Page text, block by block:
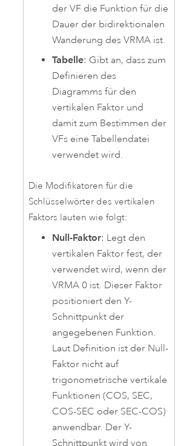
der VF die Funktion für die
Dauer der bidirektionalen
Wanderung des VRMA ist.
Tabelle: Gibt an, dass zum
Definieren des
Diagramms für den
vertikalen Faktor und
damit zum Bestimmen der
VFs eine Tabellendatei
verwendet wird.
Die Modifikatoren für die
Schlüsselwörter des vertikalen
Faktors lauten wie folgt:
Null-Faktor: Legt den
vertikalen Faktor fest, der
verwendet wird, wenn der
VRMA 0 ist. Dieser Faktor
positioniert den Y-
Schnittpunkt der
angegebenen Funktion.
Laut Definition ist der Null-
Faktor nicht auf
trigonometrische vertikale
Funktionen (COS, SEC,
COS-SEC oder SEC-COS)
anwendbar. Der Y-
Schnittpunkt wird von